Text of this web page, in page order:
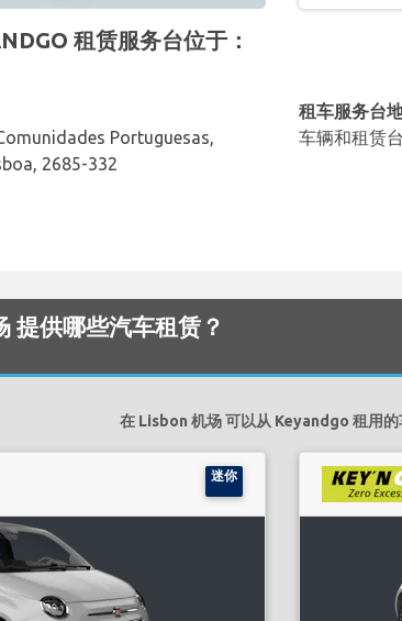
租赁服务台位于：
Portuguesas,
2685-332
租车服务台
车辆和租赁
提供哪些汽车租赁？
在 Lisbon 机场 可以从 Keyandgo 租用的
迷你